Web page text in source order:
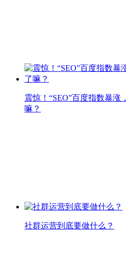
震惊！“SEO”百度指数暴涨
嘛？
社群运营到底要做什么？